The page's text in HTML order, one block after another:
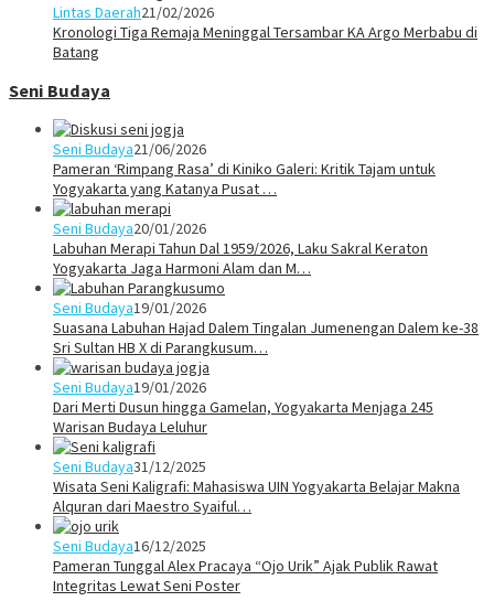
Lintas Daerah21/02/2026
Kronologi Tiga Remaja Meninggal Tersambar KA Argo Merbabu di
Batang
Seni Budaya
Seni Budaya21/06/2026
Pameran ‘Rimpang Rasa’ di Kiniko Galeri: Kritik Tajam untuk
Yogyakarta yang Katanya Pusat …
Seni Budaya20/01/2026
Labuhan Merapi Tahun Dal 1959/2026, Laku Sakral Keraton
Yogyakarta Jaga Harmoni Alam dan M…
Seni Budaya19/01/2026
Suasana Labuhan Hajad Dalem Tingalan Jumenengan Dalem ke-38
Sri Sultan HB X di Parangkusum…
Seni Budaya19/01/2026
Dari Merti Dusun hingga Gamelan, Yogyakarta Menjaga 245
Warisan Budaya Leluhur
Seni Budaya31/12/2025
Wisata Seni Kaligrafi: Mahasiswa UIN Yogyakarta Belajar Makna
Alquran dari Maestro Syaiful…
Seni Budaya16/12/2025
Pameran Tunggal Alex Pracaya “Ojo Urik” Ajak Publik Rawat
Integritas Lewat Seni Poster